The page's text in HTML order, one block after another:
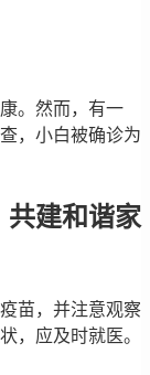
。然而，有一
，小白被确诊为
共建和谐家
苗，并注意观察
，应及时就医。